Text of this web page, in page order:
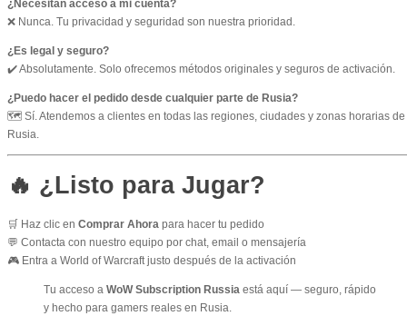
¿Necesitan acceso a mi cuenta?
❌ Nunca. Tu privacidad y seguridad son nuestra prioridad.
¿Es legal y seguro?
✔️ Absolutamente. Solo ofrecemos métodos originales y seguros de activación.
¿Puedo hacer el pedido desde cualquier parte de Rusia?
🗺️ Sí. Atendemos a clientes en todas las regiones, ciudades y zonas horarias de
Rusia.
🔥 ¿Listo para Jugar?
🛒 Haz clic en Comprar Ahora para hacer tu pedido
💬 Contacta con nuestro equipo por chat, email o mensajería
🎮 Entra a World of Warcraft justo después de la activación
Tu acceso a WoW Subscription Russia está aquí — seguro, rápido
y hecho para gamers reales en Rusia.